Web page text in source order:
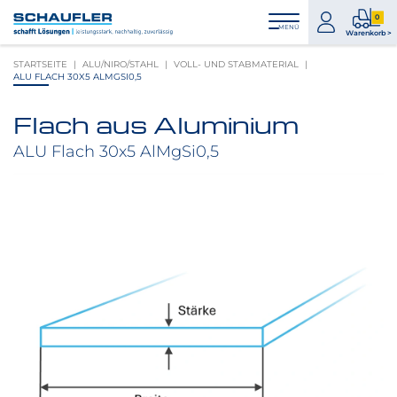
Inhalt
Hauptnavigation
Footernavigation
Logo
Schaufler
verlinkt
zur
MENÜ
zum
Konto
0
Warenkorb >
0
STARTSEITE ALU/NIRO/STAHL
VOLL- UND STABMATERIAL
ALU FLACH 30X5 ALMGSI0,5
Produktbilder
Flach aus Aluminium
ALU Flach 30x5 AlMgSi0,5